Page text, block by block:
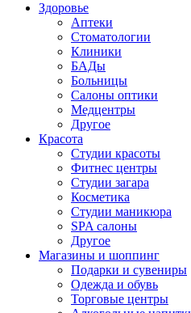
Здоровье
Аптеки
Стоматологии
Клиники
БАДы
Больницы
Салоны оптики
Медцентры
Другое
Красота
Студии красоты
Фитнес центры
Студии загара
Косметика
Студии маникюра
SPA салоны
Другое
Магазины и шоппинг
Подарки и сувениры
Одежда и обувь
Торговые центры